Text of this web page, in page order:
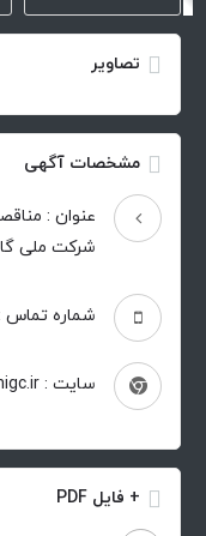
تصاویر
مشخصات آگهی
عنوان :
شرکت ملی
شماره تماس :
سایت : http://nigc.ir
+ فایل PDF